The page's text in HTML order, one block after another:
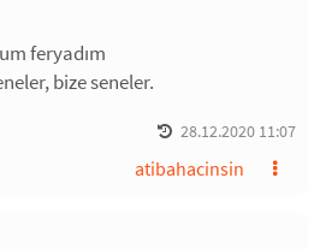
feryadım
bize seneler.
28.12.2020 11:07
atibahacinsin